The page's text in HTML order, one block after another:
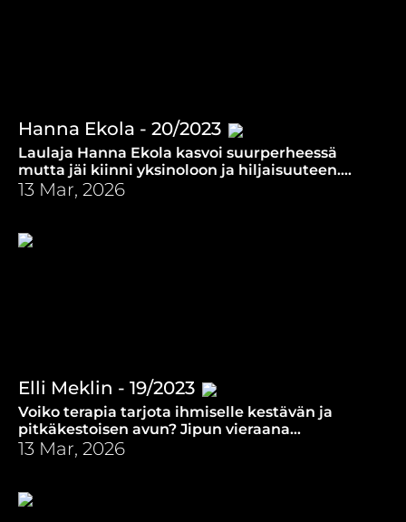
Hanna Ekola - 20/2023
Laulaja Hanna Ekola kasvoi suurperheessä
mutta jäi kiinni yksinoloon ja hiljaisuuteen.
Miten sopeutua uuteen elämään puolison
kuoleman jälkeen?
13 Mar, 2026
Elli Meklin - 19/2023
Voiko terapia tarjota ihmiselle kestävän ja
pitkäkestoisen avun? Jipun vieraana
perheterapeutti, kouluttaja ja kirjailija Elli
13 Mar, 2026